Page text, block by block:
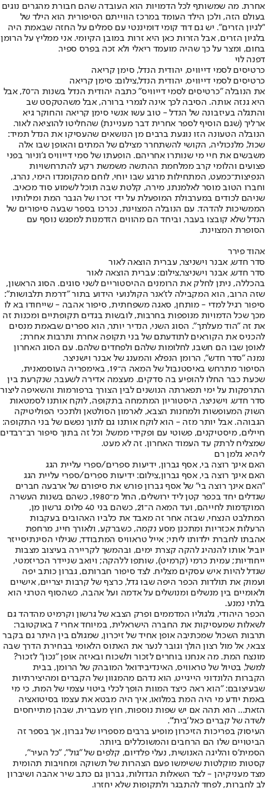
אחרת. מה שמשותף לכל הדמויות הוא העובדה שהם חבורת מהגרים נוגים
בעולם הזה, ולכן הילד העומד במרכז הווייתם הסיפורית הוא הילד של
"לגיון הזרים". יש גם דוד קומי דומיננטי עם סמלים על החזה שבאמת היה
בלגיון הזרים, אבל הזרות כאן היא זרות במובן הקיומי. אני ממליץ על הרומן
בחום, ומצר על כך שהיה מועמד ריאלי ולא זכה בפרס ספיר.
דפנה לוי
כרטיסים לסמי דייוויס, יהודית הנדל, סימן קריאה
כרטיסים לסמי דייוויס, יהודית הנדל,צילום: סימן קריאה
את הנובלה "כרטיסים לסמי דייוויס" כתבה יהודית הנדל בשנות ה־70, אבל
היא גנזה אותה. הסיבה לכך אינה לגמרי ברורה, אבל משהטקסט שב
והתגלה בעיזבונה של הנדל - טוב עשו אנשי סימן קריאה והחוקר גיא
ארליך (שגם הוסיף לספר אחרית דבר מעניינת) שהחליטו להוציאה לאור.
הנובלה הטעונה הזו נוגעת ברבים מן הנושאים שהעסיקו את הנדל תמיד:
שכול, מלנכוליה, הקושי להשתחרר מצילם של המתים והאופן שבו אלה
משבשים את חיי מי שנותרו אחריהם. הופעתו של סמי דייוויס ג'וניור בפני
פצועים והלומי קרב ממלחמת ההתשה משמשת רקע להתרחשויות
הנפיצות־כמעט, המתחילות מרגע שבו יוחי, לוחם מהקומנדו הימי, נהרג,
וחברו הטוב מוסר לאלמנתו, מירה, קלטת שבה תוכל לשמוע סוד מכאיב.
שניהם לכודים במערבולת המופעלת על ידי זכרו של הגבר המת ומילותיו
הממשיכות להדהד. עם הנובלה המצוינת, נכרכו בספר שבעה סיפורים של
הנדל שלא קובצו בעבר, וביחד הם מהווים הזדמנות למפגש נוסף עם
הסופרת המצוינת.
אהוד פירר
סדר חדש, אבנר וישניצר, עברית הוצאה לאור
סדר חדש, אבנר וישניצר,צילום: עברית הוצאה לאור
בהכללה, ניתן לחלק את הרומנים ההיסטוריים לשני סוגים. הסוג הראשון,
שזה הרוב, הוא המקבילה לז'אנר הקולנועי הידוע בתור "דרמת תלבושות":
סיפור רגיל למדי - מותחן, סאגה משפחתית, סיפור אהבה - שייחודו בא לו
מכך שכל הדמויות מנופפות בחרבות, לובשות בגדים תקופתיים ומכנות זה
את זה "הוד מעלתך". הסוג השני, הנדיר יותר, הוא ספרים שבאמת מנסים
להכניס את הקוראים לתודעתם של בני תקופה אחרת ותרבות אחרת;
לאופן שבו הם חשבו, לחלומות שלהם ולפחדים שלהם. עם הסוג האחרון
נמנה "סדר חדש", הרומן הנפלא והמענג של אבנר וישניצר.
הסיפור מתרחש באיסטנבול של המאה ה־19, באימפריה העוסמאנית,
שכעת כבר החלו להופיע בה סדקים. מעצמה אדירה לשעבר, שנקרעת בין
התרפקות על ימי תפארתה הנושנים לבין הצורך ברפורמות והשאיפה ליצור
סדר חדש. וישניצר, היסטוריון המתמחה בתקופה, לוקח אותנו לסמטאות
השוק המעופשות ולמחנות הצבא, לארמון הסולטאן ולתככי הפוליטיקה
הגבוהה. אבל יותר מזה - הוא לוקח אותנו גם לתוך נפשם של בני התקופה:
חיילים, מיסטיקנים, פשוטי עם ופקידי ממשל. וכל זה בתוך סיפור רב־רבדים
שמצליח לרתק עד העמוד האחרון. זה לא מעט.
ליהיא גלמן רם
האם אינך רוצה בי, אסף גברון, ידיעות ספרים/ספרי עליית הגג
האם אינך רוצה בי, אסף גברון,צילום: ידיעות ספרים/ספרי עליית הגג
"האם אינך רוצה בי" של אסף גברון פורש את סיפורם של ארבעה חברים
שגדלים יחד בכפר קטן ליד ירושלים, החל מ־1980, כשהם בשנות העשרה
המוקדמות לחייהם, ועד המאה ה־21, כשהם בני 40 פלוס. גרשון מן,
המתלבט הנצחי, שבזה אחר זה מאבד את כלביו האהובים בעקבות
הרעלות אכזריות ומתכנן מסע נקמה, כשברקע, ולאורך חייו, מרחפת
אהבתו לחברת ילדותו ליתי; אייל טראוויס המתבודד, שגילוי הסינתיסייזר
יוביל אותו להנהיג להקה קצרת ימים, ובהמשך לקריירה בעיצוב מצבות
ייחודיות; עמית כרמי (קרמיט), שותפו ללהקה; ויואב שניידר הכריזמטי,
שגדל להיות איש עסקים מצליח. לצד סיפור חברותם, גברון כותב יפה
ועמוק את תולדות הכפר היפה שבו גדל, כרצף של קרבות יצריים, אישיים
ולאומיים בין מנשלים ומנושלים על אדמה ועל אהבה, כשהסוף הטרגי הוא
בלתי נמנע.
הכפר היהודי, גלגוליו המדממים ופרק הצבא של גרשון וקרמיט מהדהד גם
לשאלות שמעסיקות את החברה הישראלית, במיוחד אחרי 7 באוקטובר:
תרבות השכול שמכתיבה אופן אחיד של זיכרון, שמגולם בין היתר גם בקבר
צבאי, אל מול רצון הולך וגובר לנער את האתוס הלאומי בבחירת הדרך שבה
מונצח המת. מה אנחנו בוחרים לזכור ולשכוח ובאיזה אופן "נכון" לזכור?
למשל, בטיול של טראוויס, האינדיבידואל המובהק של הרומן, בבית
הקברות הלונדוני הייגייט, הוא נדהם מהמגוון של הקברים ומהיצירתיות
שבעיצובם: "הוא ראה כיצד המוות הופך לכלי ביטוי עצמי של המת, כי מי
באמת יודע מי היה המת במלואו, איך היה מבטא את עצמו בסיטואציה
הזאת... הוא תהה אם יש שפות נוספות, חוץ מעברית, שבהן מתייחסים
לשדה של קברים כאל 'בית'".
העיסוק בפריכות הזיכרון מופיע ברבים מספריו של גברון, אך בספר זה
הביטויים שלו הם הרחבים והמשוכללים ביותר.
הסמית'ס והליגה האנושית, נעלי פלדיום, קלפים של "גול", "כל העיר",
קסטות מוקלטות ששימשו פעם הצהרות של תשוקה ומחויבות תהומית
מצד מעניקיהן - לצד השאלות הגדולות, גברון גם כתב שיר אהבה ושיברון
לב לחברות, לפחד להתבגר ולתקופות שלא יחזרו.